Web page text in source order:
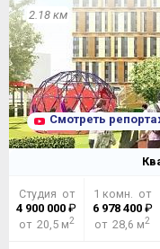
2.18 км
Смотреть
Студия от
4 900 000 ₽
от 20,5 м2
1 комн. от
6 978 400₽
от 28,6 м2